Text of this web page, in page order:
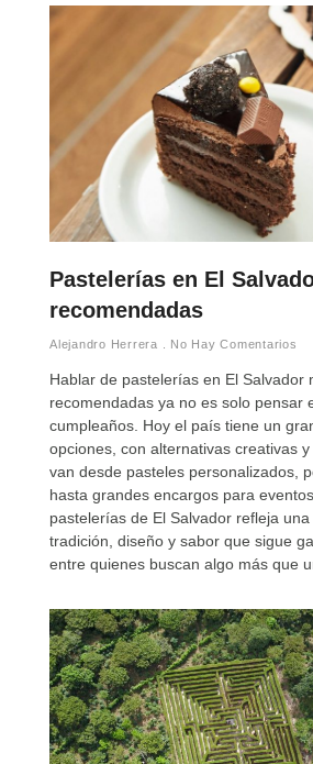
Pastelerías en El
recomendadas
Alejandro Herrera No Hay Comentarios
Hablar de pastelerías en El Salvador
recomendadas ya no es solo pensar
cumpleaños. Hoy el país tiene un
opciones, con alternativas creativas
van desde pasteles personalizados,
hasta grandes encargos para
pastelerías de El Salvador refleja
tradición, diseño y sabor que sigue
entre quienes buscan algo más que